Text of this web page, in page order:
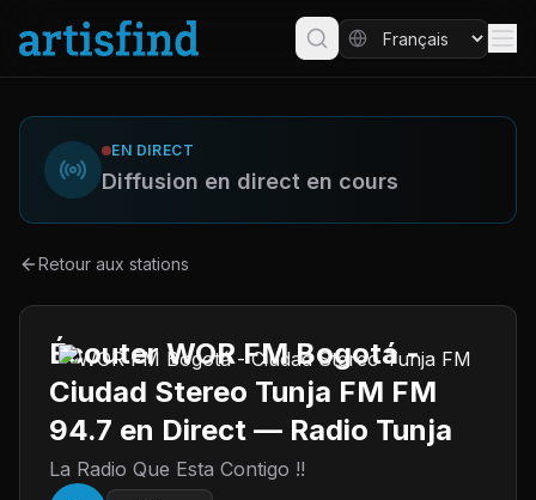
EN DIRECT
Diffusion en direct en cours
Retour aux stations
Écouter WOR FM Bogotá -
Ciudad Stereo Tunja FM FM
94.7 en Direct — Radio Tunja
La Radio Que Esta Contigo !!